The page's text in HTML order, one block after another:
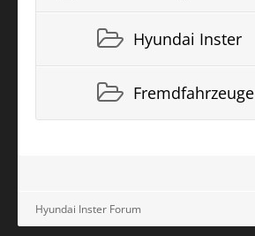
Hyundai Inster
Fremdfahrzeuge
Hyundai Inster Forum